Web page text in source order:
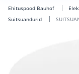
Ehituspood Bauhof
Suitsuandurid